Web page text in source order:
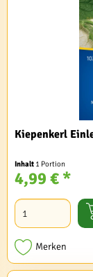
Kiepenkerl
Inhalt 1 Portion
4,99 € *
Merken